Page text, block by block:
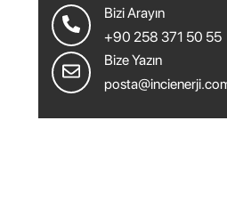
Bizi Arayın
+90 258 371 50 55
Bize Yazın